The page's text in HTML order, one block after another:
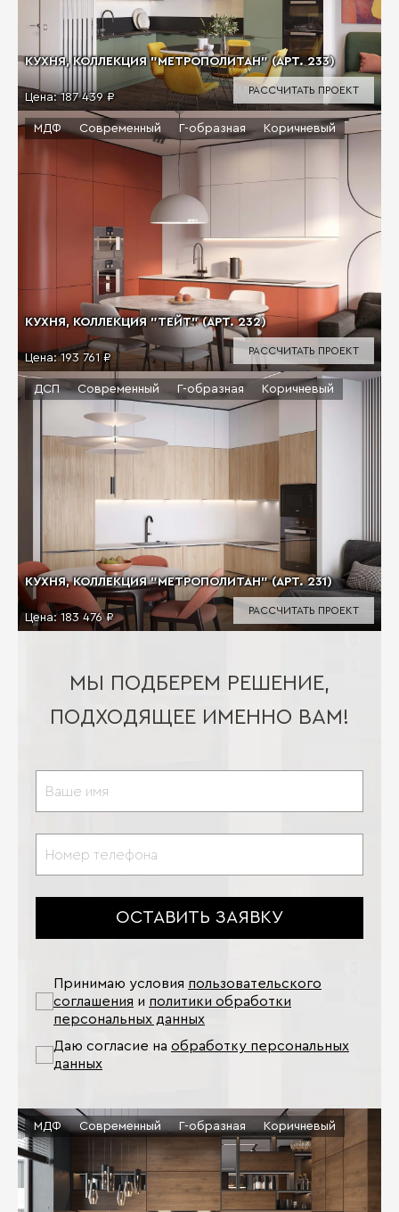
КУХНЯ, КОЛЛЕКЦИЯ "МЕТРОПОЛИТАН" (АРТ. 233)
Цена:187 439 ₽
РАССЧИТАТЬ ПРОЕКТ
КУХНЯ, КОЛЛЕКЦИЯ "ТЕЙТ" (АРТ. 232)
Цена:193 761 ₽
МДФ Современный Г-образная Коричневый
РАССЧИТАТЬ ПРОЕКТ
КУХНЯ, КОЛЛЕКЦИЯ "МЕТРОПОЛИТАН" (АРТ. 231)
Цена:183 476 ₽
ДСП Современный Г-образная Коричневый
РАССЧИТАТЬ ПРОЕКТ
МЫ ПОДБЕРЕМ РЕШЕНИЕ,
ПОДХОДЯЩЕЕ ИМЕННО ВАМ!
ОСТАВИТЬ ЗАЯВКУ
Принимаю условия пользовательского
соглашения и политики обработки
персональных данных
Даю согласие на обработку персональных
данных
МДФ Современный Г-образная Коричневый